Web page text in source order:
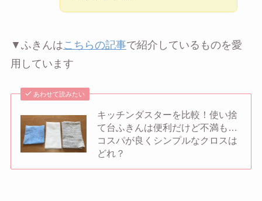
▼ふきんはこちらの記事で紹介しているものを愛
用しています
あわせて読みたい
キッチンダスターを比較！使い捨
て台ふきんは便利だけど不満も…
コスパが良くシンプルなクロスは
どれ？